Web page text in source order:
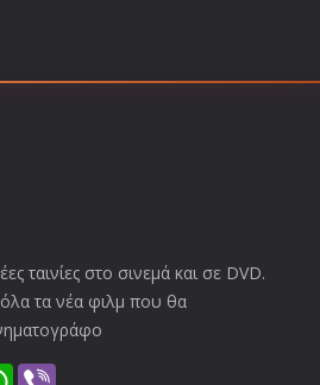
ταινίες στο σινεμά και σε DVD.
όλα τα νέα φιλμ που θα
WhatsApp